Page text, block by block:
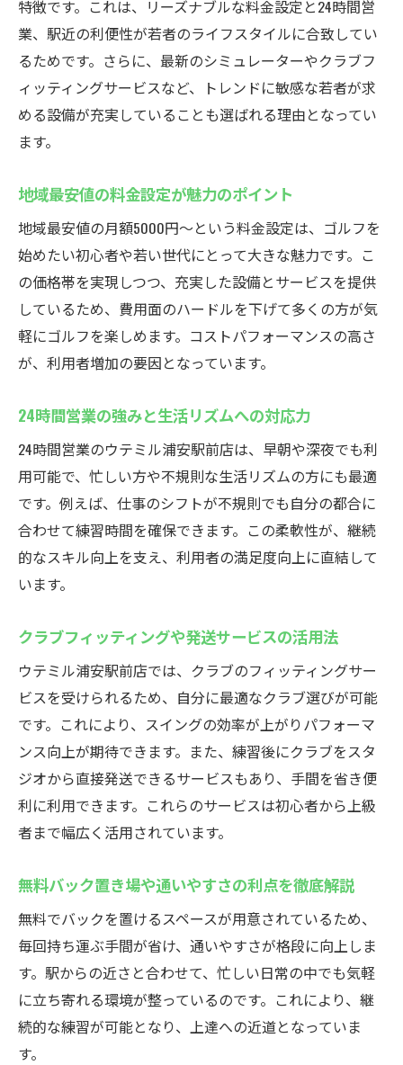
初心者も安心して利用できるサポート体制
24時間営業のインドアゴルフスクールを浦安で
インドアゴルフスクールの24時間営業がも
たらす利便性
忙しい日常でも思い立った時にゴルフ練習
早朝深夜の利用にも対応した設備とサービ
シフト制勤務や学生にも嬉しい柔軟な利用
時間
通勤通学前後にも気軽に立ち寄れる立地
時間に縛られずゴルフを続けやすい環境
地域最安値！ウテミル浦安インドアゴルフスク
インドアゴルフスクールの地域最安値を実
現する理由
月額5000円台から始められるコストパフォ
ーマンス
料金比較で選ばれる浦安駅前の魅力
低価格ながら充実したサービス内容を紹介
お得に利用できるポイントや特典情報
徒歩30秒で通えるインドアゴルフスクール
駅近で通学や通勤途中に立ち寄れる利便性
無料バック置き場で手ぶら通学も可能
初心者も安心して通えるサポート体制
予約不要で気軽に練習できるシステムの魅
定期的なレッスンで着実に上達できる環境
初心者に優しい浦安のインドアゴルフスクール
インドアゴルフスクール初心者向けサポー
トの充実
個別指導で基礎から丁寧に学べる仕組み
未経験者でも安心の体験レッスンや設備
特徴です。これは、リーズナブルな料金設定と24時間営
業、駅近の利便性が若者のライフスタイルに合致してい
るためです。さらに、最新のシミュレーターやクラブフ
ィッティングサービスなど、トレンドに敏感な若者が求
める設備が充実していることも選ばれる理由となってい
ます。
地域最安値の料金設定が魅力のポイント
地域最安値の月額5000円〜という料金設定は、ゴルフを
始めたい初心者や若い世代にとって大きな魅力です。こ
の価格帯を実現しつつ、充実した設備とサービスを提供
しているため、費用面のハードルを下げて多くの方が気
軽にゴルフを楽しめます。コストパフォーマンスの高さ
が、利用者増加の要因となっています。
24時間営業の強みと生活リズムへの対応力
24時間営業のウテミル浦安駅前店は、早朝や深夜でも利
用可能で、忙しい方や不規則な生活リズムの方にも最適
です。例えば、仕事のシフトが不規則でも自分の都合に
合わせて練習時間を確保できます。この柔軟性が、継続
的なスキル向上を支え、利用者の満足度向上に直結して
います。
クラブフィッティングや発送サービスの活用法
ウテミル浦安駅前店では、クラブのフィッティングサー
ビスを受けられるため、自分に最適なクラブ選びが可能
です。これにより、スイングの効率が上がりパフォーマ
ンス向上が期待できます。また、練習後にクラブをスタ
ジオから直接発送できるサービスもあり、手間を省き便
利に利用できます。これらのサービスは初心者から上級
者まで幅広く活用されています。
無料バック置き場や通いやすさの利点を徹底解説
無料でバックを置けるスペースが用意されているため、
毎回持ち運ぶ手間が省け、通いやすさが格段に向上しま
す。駅からの近さと合わせて、忙しい日常の中でも気軽
に立ち寄れる環境が整っているのです。これにより、継
続的な練習が可能となり、上達への近道となっていま
す。